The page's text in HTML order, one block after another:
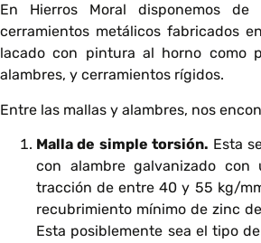
En Hierros Moral disponemos
cerramientos metálicos fabricados
lacado con pintura al horno como
alambres, y cerramientos rígidos.
Entre las mallas y alambres, nos
Malla de simple torsión. Esta
con alambre galvanizado con
tracción de entre 40 y 55 kg/
recubrimiento mínimo de zinc
Esta posiblemente sea el tipo